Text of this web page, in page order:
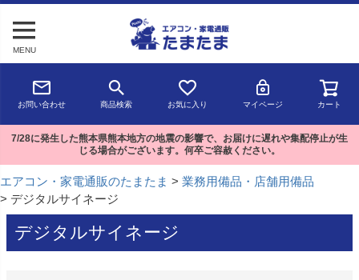
MENU
お問い合わせ 商品検索 お気に入り マイページ カート
7/28に発生した熊本県熊本地方の地震の影響で、お届けに遅れや集配停止が生
じる場合がございます。何卒ご容赦ください。
エアコン・家電通販のたまたま
業務用備品・店舗用備品
デジタルサイネージ
デジタルサイネージ